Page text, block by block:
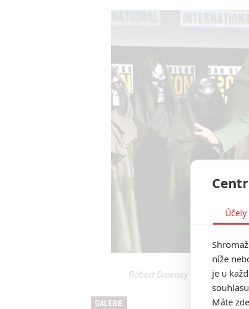
Robert Downey Jr. odhalený
GALERIE
níže
je u
Máte